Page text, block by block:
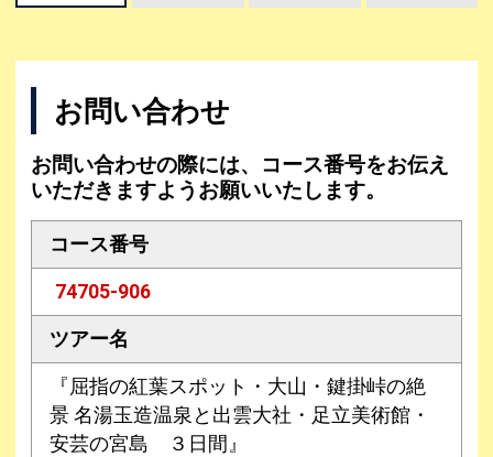
お問い合わせ
お問い合わせの際には、コース番号をお伝え
いただきますようお願いいたします。
コース番号
74705-906
ツアー名
『屈指の紅葉スポット・大山・鍵掛峠の絶
景 名湯玉造温泉と出雲大社・足立美術館・
安芸の宮島 ３日間』